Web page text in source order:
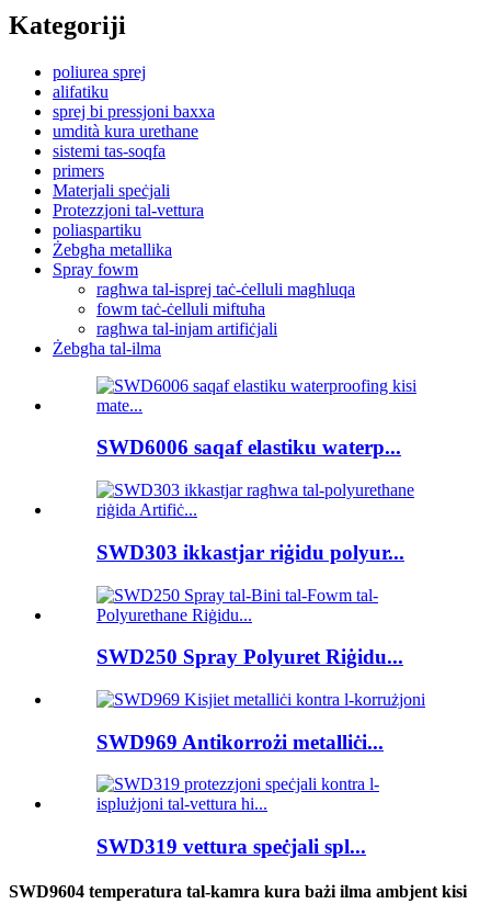
Kategoriji
poliurea sprej
alifatiku
sprej bi pressjoni baxxa
umdità kura urethane
sistemi tas-soqfa
primers
Materjali speċjali
Protezzjoni tal-vettura
poliaspartiku
Żebgħa metallika
Spray fowm
ragħwa tal-isprej taċ-ċelluli magħluqa
fowm taċ-ċelluli miftuħa
ragħwa tal-injam artifiċjali
Żebgħa tal-ilma
SWD6006 saqaf elastiku waterp...
SWD303 ikkastjar riġidu polyur...
SWD250 Spray Polyuret Riġidu...
SWD969 Antikorrożi metalliċi...
SWD319 vettura speċjali spl...
SWD9604 temperatura tal-kamra kura bażi ilma ambjent kisi